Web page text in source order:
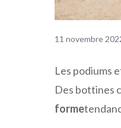
11 novembre
Les podiums
Des bottines
forme